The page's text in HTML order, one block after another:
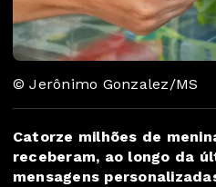
© Jerônimo Gonzalez/MS
Catorze milhões de
receberam, ao longo da
mensagens